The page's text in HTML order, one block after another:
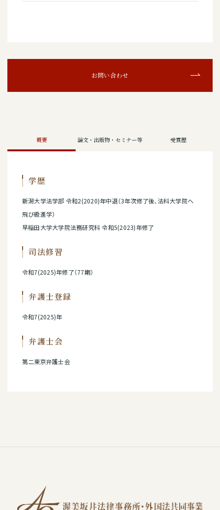
お問い合わせ
概要 論文・出版物・セミナー等 受賞歴
学歴
新潟大学法学部 令和2(2020)年中退（3年次修了後、法科大学院へ
飛び級進学）
早稲田大学大学院法務研究科 令和5(2023)年修了
司法修習
令和7(2025)年修了（77期）
弁護士登録
令和7(2025)年
弁護士会
第二東京弁護士会